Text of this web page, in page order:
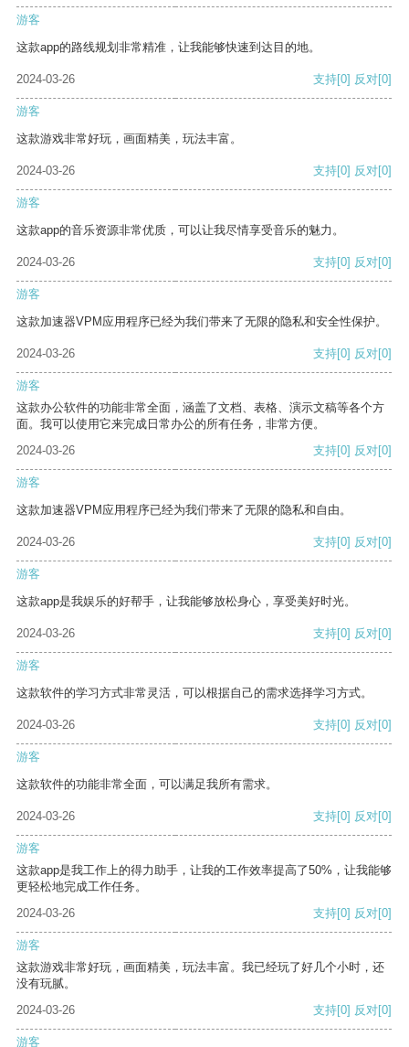
游客
这款app的路线规划非常精准，让我能够快速到达目的地。
2024-03-26 支持[0] 反对[0]
游客
这款游戏非常好玩，画面精美，玩法丰富。
2024-03-26 支持[0] 反对[0]
游客
这款app的音乐资源非常优质，可以让我尽情享受音乐的魅力。
2024-03-26 支持[0] 反对[0]
游客
这款加速器VPM应用程序已经为我们带来了无限的隐私和安全性保护。
2024-03-26 支持[0] 反对[0]
游客
这款办公软件的功能非常全面，涵盖了文档、表格、演示文稿等各个方
面。我可以使用它来完成日常办公的所有任务，非常方便。
2024-03-26
支持[0] 反对[0]
游客
这款加速器VPM应用程序已经为我们带来了无限的隐私和自由。
2024-03-26 支持[0] 反对[0]
游客
这款app是我娱乐的好帮手，让我能够放松身心，享受美好时光。
2024-03-26 支持[0] 反对[0]
游客
这款软件的学习方式非常灵活，可以根据自己的需求选择学习方式。
2024-03-26 支持[0] 反对[0]
游客
这款软件的功能非常全面，可以满足我所有需求。
2024-03-26 支持[0] 反对[0]
游客
这款app是我工作上的得力助手，让我的工作效率提高了50%，让我能够
更轻松地完成工作任务。
2024-03-26
支持[0] 反对[0]
游客
这款游戏非常好玩，画面精美，玩法丰富。我已经玩了好几个小时，还
没有玩腻。
2024-03-26
支持[0] 反对[0]
游客